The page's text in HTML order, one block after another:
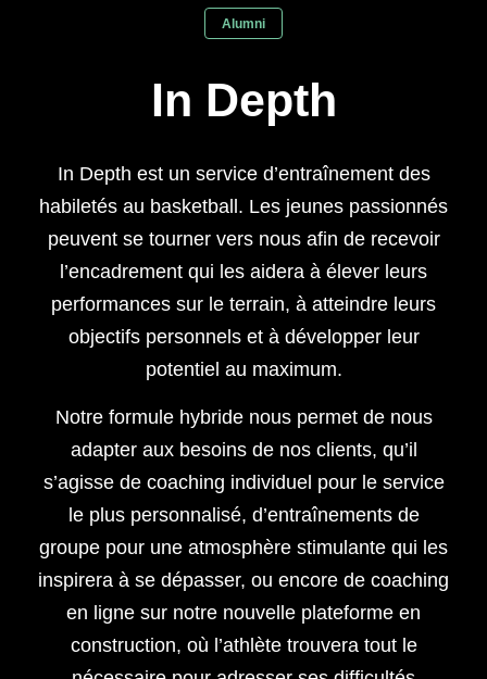
Alumni
In Depth
In Depth est un service d’entraînement des
habiletés au basketball. Les jeunes passionnés
peuvent se tourner vers nous afin de recevoir
l’encadrement qui les aidera à élever leurs
performances sur le terrain, à atteindre leurs
objectifs personnels et à développer leur
potentiel au maximum.
Notre formule hybride nous permet de nous
adapter aux besoins de nos clients, qu’il
s’agisse de coaching individuel pour le service
le plus personnalisé, d’entraînements de
groupe pour une atmosphère stimulante qui les
inspirera à se dépasser, ou encore de coaching
en ligne sur notre nouvelle plateforme en
construction, où l’athlète trouvera tout le